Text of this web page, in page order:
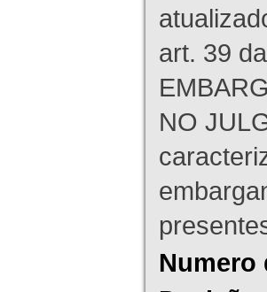
art. 39
NO
Numero